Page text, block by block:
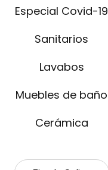
Especial Covid-19
Sanitarios
Lavabos
Muebles de baño
Cerámica